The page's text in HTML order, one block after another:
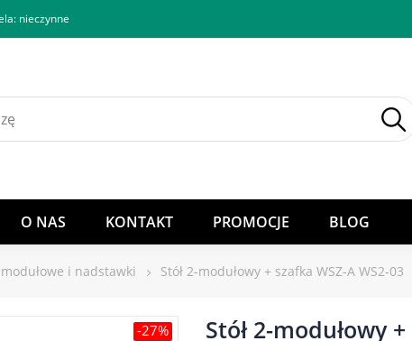
nieczynne
O NAS KONTAKT PROMOCJE BLOG
i nadstawki Stół 2-modułowy + szafka WSZ-A WS2-03
-27%
Stół 2-modułowy